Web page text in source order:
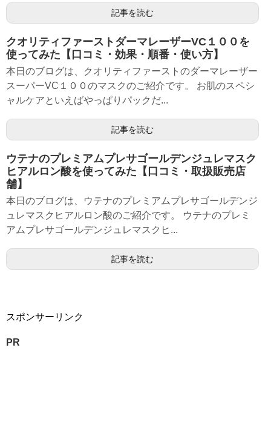
記事を読む
クオリティファーストダーマレーザーVC１００を
使ってみた【口コミ・効果・順番・使い方】
本日のブログは、クオリティファーストのダーマレーザー
スーパーVC１００のマスクのご紹介です。 お肌のスペシ
ャルケアといえばやっぱりパックだ...
記事を読む
ウテナのプレミアムプレサゴールデンジュレマスク
ヒアルロン酸を使ってみた【口コミ・取扱販売店
舗】
本日のブログは、ウテナのプレミアムプレサゴールデンジ
ュレマスクヒアルロン酸のご紹介です。 ウテナのプレミ
アムプレサゴールデンジュレマスクヒ...
記事を読む
スポンサーリンク
PR